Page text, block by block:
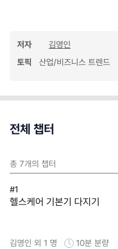
저자
김영인
토픽
산업/비즈니스 트렌드
전체 챕터
총 7개의 챕터
#1
헬스케어 기본기 다지기
김영인 외 1 명 10분 분량